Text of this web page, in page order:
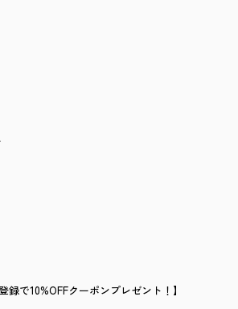
録で10%OFFクーポンプレゼント！】